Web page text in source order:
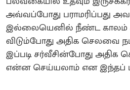
அவ்வப்போது பராமரிப்பது
இல்லையெனில் நீண்ட காலம்
விடும்போது அதிக செலவை
இப்படி சர்வீசின்போது அதிக
என்ன செய்யலாம் என இந்தப்